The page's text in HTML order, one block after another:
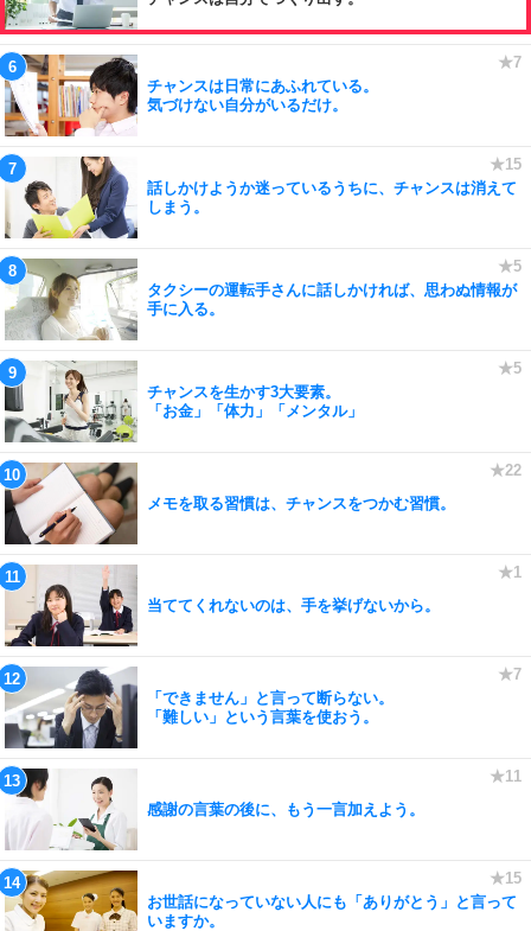
チャンスは日常にあふれている。
気づけない自分がいるだけ。
話しかけようか迷っているうちに、チャンスは消えて
しまう。
タクシーの運転手さんに話しかければ、思わぬ情報が
手に入る。
チャンスを生かす3大要素。
「お金」「体力」「メンタル」
メモを取る習慣は、チャンスをつかむ習慣。
当ててくれないのは、手を挙げないから。
「できません」と言って断らない。
「難しい」という言葉を使おう。
感謝の言葉の後に、もう一言加えよう。
お世話になっていない人にも「ありがとう」と言って
いますか。